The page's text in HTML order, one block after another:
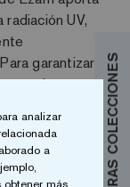
UV,
garantizar
se incorporó
sin
.
analizar
a
obtener más